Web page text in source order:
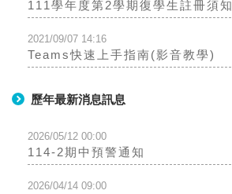
111學年度第2學期復學生註冊須知
2021/09/07 14:16
Teams快速上手指南(影音教學)
歷年最新消息訊息
2026/05/12 00:00
114-2期中預警通知
2026/04/14 09:00